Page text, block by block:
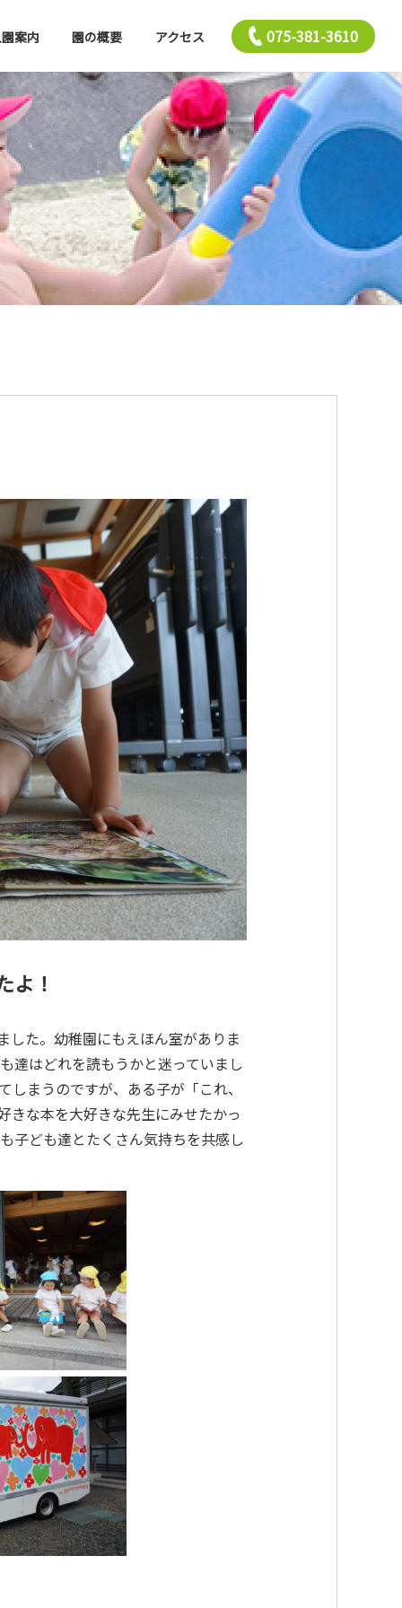
西山幼稚園について
園での生活
年間行事
入園前クラス
園の概要
アクセス
お問い合わせはこちらまで
075-381-3610
学校法人 本願寺学園
西山幼稚園
〒615-8107 京都府京都市西京区川島北裏町29番地
案内 園の概要 アクセス 075-381-3610
よ！
した。幼稚園にもえほん室がありま
達はどれを読もうかと迷っていまし
まうのですが、ある子が「これ、
きな本を大好きな先生にみせたかっ
子ども達とたくさん気持ちを共感し